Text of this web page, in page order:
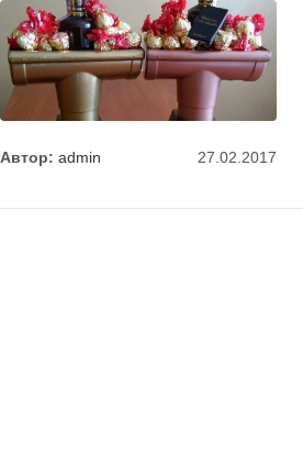
27.02.2017
Автор: admin